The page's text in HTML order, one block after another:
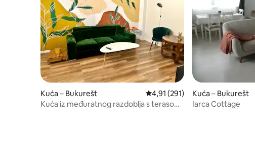
Kuća – Bukurešt Prosječna ocjena: 4,91/5,
4,91 (291)
Kuća iz međuratnog razdoblja s terasom i
Kuća – Bukurešt
Iarca Cottage